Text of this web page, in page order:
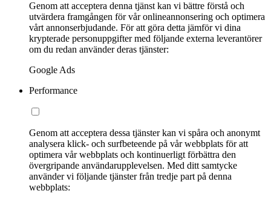
Genom att acceptera denna tjänst kan vi bättre förstå och
utvärdera framgången för vår onlineannonsering och optimera
vårt annonserbjudande. För att göra detta jämför vi dina
krypterade personuppgifter med följande externa leverantörer
om du redan använder deras tjänster:
Google Ads
Performance
Genom att acceptera dessa tjänster kan vi spåra och anonymt
analysera klick- och surfbeteende på vår webbplats för att
optimera vår webbplats och kontinuerligt förbättra den
övergripande användarupplevelsen. Med ditt samtycke
använder vi följande tjänster från tredje part på denna
webbplats: